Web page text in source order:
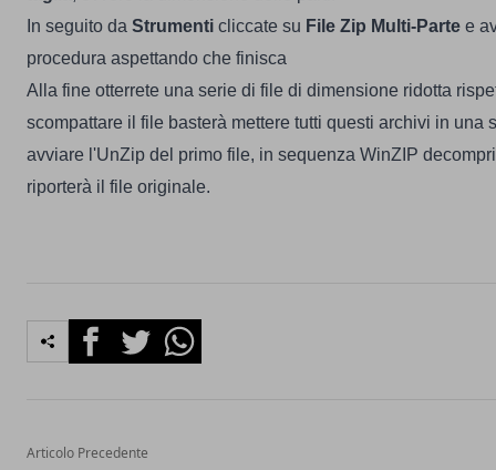
In seguito da Strumenti cliccate su File Zip Multi-Parte e
procedura aspettando che finisca
Alla fine otterrete una serie di file di dimensione ridotta
scompattare il file basterà mettere tutti questi archivi in una
avviare l'UnZip del primo file, in sequenza WinZIP
riporterà il file originale.
FacebookTwitterWhatsapp
Articolo Precedente